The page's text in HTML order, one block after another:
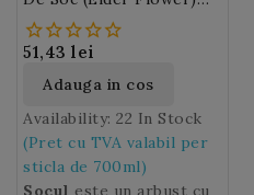
700ml
51,43 lei
Adauga in cos
Availability: 22 In Stock
(Pret cu TVA valabil per
sticla de 700ml)
Socul este un arbust cu